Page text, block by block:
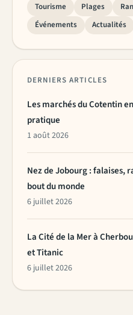
Tourisme Plages
Événements
Actualités
DERNIERS ARTICLES
Les marchés du Cotentin
pratique
1 août 2026
Nez de Jobourg : falaises,
bout du monde
6 juillet 2026
La Cité de la Mer à
et Titanic
6 juillet 2026